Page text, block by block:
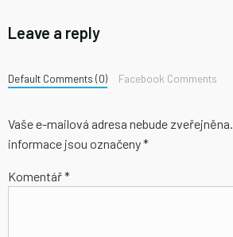
Leave a reply
Default Comments (0) Facebook Comments
Vaše e-mailová adresa nebude zveřejněna.
informace jsou označeny*
Komentář*